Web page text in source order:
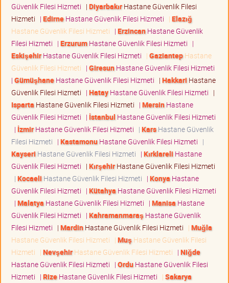
Güvenlik Filesi Hizmeti | DiyarbakırHastane Güvenlik Filesi
Hizmeti | EdirneHastane Güvenlik Filesi Hizmeti | Elazığ
Hastane Güvenlik Filesi Hizmeti | ErzincanHastane Güvenlik
Filesi Hizmeti | ErzurumHastane Güvenlik Filesi Hizmeti |
EskişehirHastane Güvenlik Filesi Hizmeti | GaziantepHastane
Güvenlik Filesi Hizmeti | GiresunHastane Güvenlik Filesi Hizmeti
| GümüşhaneHastane Güvenlik Filesi Hizmeti | Hakkari Hastane
Güvenlik Filesi Hizmeti | HatayHastane Güvenlik Filesi Hizmeti |
Isparta Hastane Güvenlik Filesi Hizmeti | MersinHastane
Güvenlik Filesi Hizmeti | İstanbul Hastane Güvenlik Filesi Hizmeti
| İzmirHastane Güvenlik Filesi Hizmeti | KarsHastane Güvenlik
Filesi Hizmeti | KastamonuHastane Güvenlik Filesi Hizmeti |
Kayseri Hastane Güvenlik Filesi Hizmeti | Kırklareli Hastane
Güvenlik Filesi Hizmeti | KırşehirHastane Güvenlik Filesi Hizmeti
| Kocaeli Hastane Güvenlik Filesi Hizmeti | Konya Hastane
Güvenlik Filesi Hizmeti | Kütahya Hastane Güvenlik Filesi Hizmeti
| Malatya Hastane Güvenlik Filesi Hizmeti | Manisa Hastane
Güvenlik Filesi Hizmeti | Kahramanmaraş Hastane Güvenlik
Filesi Hizmeti | MardinHastane Güvenlik Filesi Hizmeti | Muğla
Hastane Güvenlik Filesi Hizmeti | Muş Hastane Güvenlik Filesi
Hizmeti | NevşehirHastane Güvenlik Filesi Hizmeti | Niğde
Hastane Güvenlik Filesi Hizmeti | OrduHastane Güvenlik Filesi
Hizmeti | RizeHastane Güvenlik Filesi Hizmeti | Sakarya